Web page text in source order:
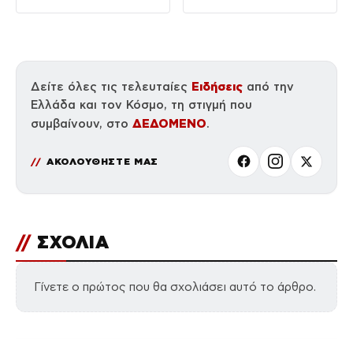
Δείτε όλες τις τελευταίες Ειδήσεις από την
Ελλάδα και τον Κόσμο, τη στιγμή που
συμβαίνουν, στο ΔΕΔΟΜΕΝΟ.
ΑΚΟΛΟΥΘΗΣΤΕ ΜΑΣ
// ΣΧΟΛΙΑ
Γίνετε ο πρώτος που θα σχολιάσει αυτό το άρθρο.